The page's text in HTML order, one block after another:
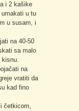
i 2 kašike
umakati u tu
u susam, i
na 40-50
sa malo
kisnu.
na
vratiti da
kad fino
četkicom,